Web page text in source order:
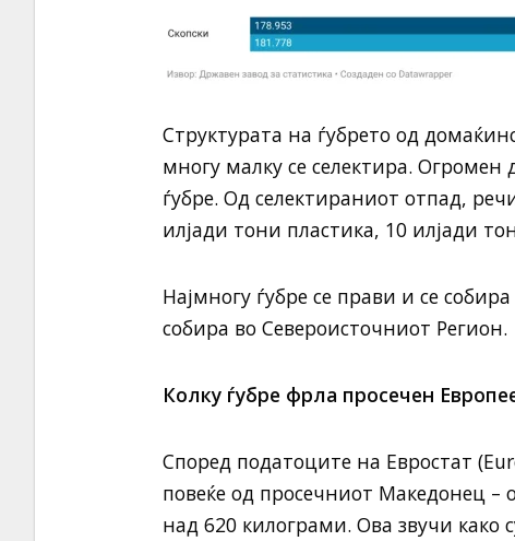
Структурата на ѓубрето од
многу малку се селектира.
ѓубре. Од селектираниот отпад,
илјади тони пластика, 10 илјади
Најмногу ѓубре се прави и се
собира во Североисточниот Регион.
Колку ѓубре фрла просечен
Според податоците на Евростат
повеќе од просечниот Македонец
над 620 килограми. Ова звучи како